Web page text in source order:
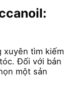
xuyên tìm kiếm
Đối với bản
một sản